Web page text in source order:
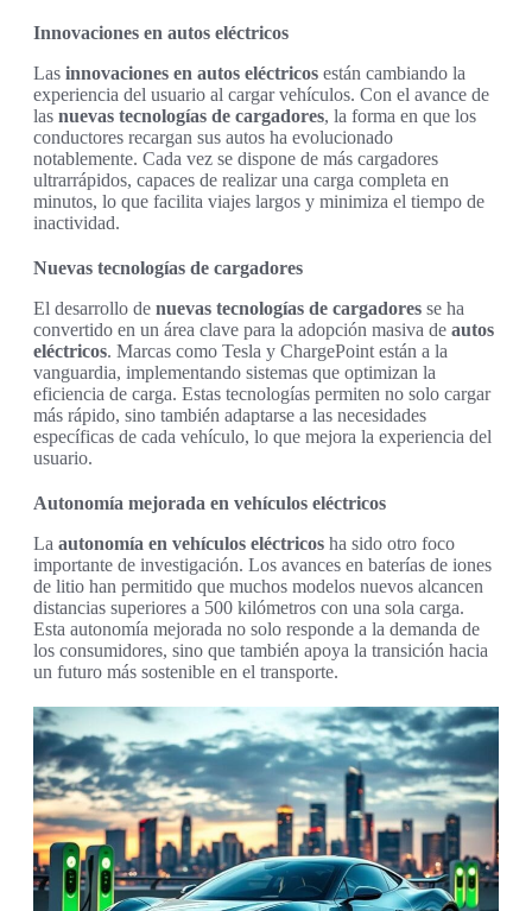
Innovaciones en autos eléctricos
Las innovaciones en autos eléctricos están cambiando la
experiencia del usuario al cargar vehículos. Con el avance de
las nuevas tecnologías de cargadores, la forma en que los
conductores recargan sus autos ha evolucionado
notablemente. Cada vez se dispone de más cargadores
ultrarrápidos, capaces de realizar una carga completa en
minutos, lo que facilita viajes largos y minimiza el tiempo de
inactividad.
Nuevas tecnologías de cargadores
El desarrollo de nuevas tecnologías de cargadores se ha
convertido en un área clave para la adopción masiva de autos
eléctricos. Marcas como Tesla y ChargePoint están a la
vanguardia, implementando sistemas que optimizan la
eficiencia de carga. Estas tecnologías permiten no solo cargar
más rápido, sino también adaptarse a las necesidades
específicas de cada vehículo, lo que mejora la experiencia del
usuario.
Autonomía mejorada en vehículos eléctricos
La autonomía en vehículos eléctricos ha sido otro foco
importante de investigación. Los avances en baterías de iones
de litio han permitido que muchos modelos nuevos alcancen
distancias superiores a 500 kilómetros con una sola carga.
Esta autonomía mejorada no solo responde a la demanda de
los consumidores, sino que también apoya la transición hacia
un futuro más sostenible en el transporte.